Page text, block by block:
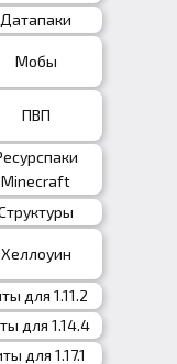
Датапаки
Мобы
ПВП
Minecraft
Хеллоуин
для 1.11.2
для 1.14.4
для 1.17.1